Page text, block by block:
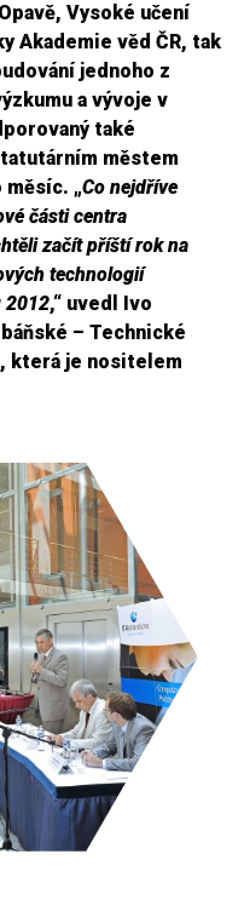
Vysoké učení
Akademie věd ČR, tak
jednoho z
a vývoje v
také
městem
„Co nejdříve
části centra
začít příští rok na
technologií
2012,“ uvedl Ivo
– Technické
která je nositelem